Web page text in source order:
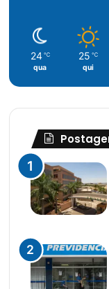
24 ℃
qua
25 ℃
qui